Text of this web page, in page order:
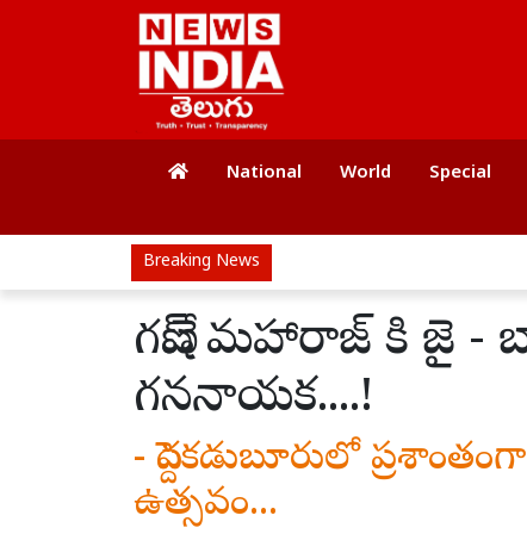
National World Special
Breaking News
గణేష్ మహారాజ్ కి జై
గననాయక....!
- పెద్దకడుబూరులో
ఉత్సవం...